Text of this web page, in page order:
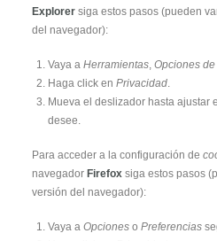
Explorer siga estos pasos (pueden
del navegador):
Vaya a Herramientas, Opciones
Haga click en Privacidad.
Mueva el deslizador hasta ajustar
desee.
Para acceder a la configuración de
navegador Firefox siga estos pasos
versión del navegador):
Vaya a Opciones o Preferencias